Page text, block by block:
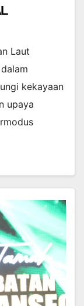
Laut
kekayaan
upaya